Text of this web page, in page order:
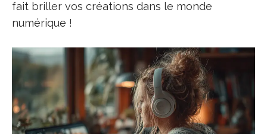
fait briller vos créations dans le monde
numérique !